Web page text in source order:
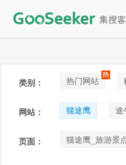
类别： 热门网站
论坛贴吧
网站： 猫途鹰 途
页面： 猫途鹰_旅游景